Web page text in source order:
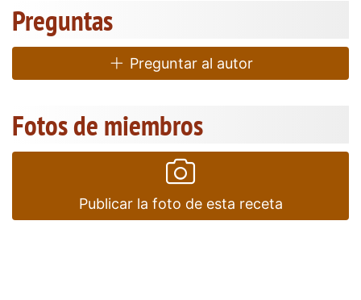
Preguntas
Preguntar al autor
Fotos de miembros
Publicar la foto de esta receta